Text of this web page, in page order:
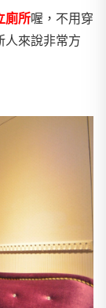
廁所喔，不用穿
人來說非常方